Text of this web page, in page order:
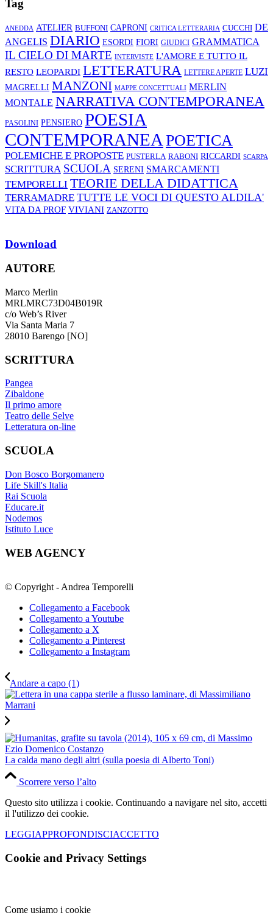
Tag
ANEDDA ATELIER BUFFONI CAPRONI CRITICA LETTERARIA CUCCHI DE
ANGELIS DIARIO ESORDI FIORI GIUDICI GRAMMATICA
IL CIELO DI MARTE INTERVISTE L'AMORE E TUTTO IL
RESTO LEOPARDI LETTERATURA LETTERE APERTE LUZI
MAGRELLI MANZONI MAPPE CONCETTUALI MERLIN
MONTALE NARRATIVA CONTEMPORANEA
PASOLINI PENSIERO POESIA
CONTEMPORANEA POETICA
POLEMICHE E PROPOSTE PUSTERLA RABONI RICCARDI SCARPA
SCRITTURA SCUOLA SERENI SMARCAMENTI
TEMPORELLI TEORIE DELLA DIDATTICA
TERRAMADRE TUTTE LE VOCI DI QUESTO ALDILA'
VITA DA PROF VIVIANI ZANZOTTO
Download
AUTORE
Marco Merlin
MRLMRC73D04B019R
c/o Web’s River
Via Santa Maria 7
28010 Barengo [NO]
SCRITTURA
Pangea
Zibaldone
Il primo amore
Teatro delle Selve
Letteratura on-line
SCUOLA
Don Bosco Borgomanero
Life Skill's Italia
Rai Scuola
Educare.it
Nodemos
Istituto Luce
WEB AGENCY
© Copyright - Andrea Temporelli
Collegamento a Facebook
Collegamento a Youtube
Collegamento a X
Collegamento a Pinterest
Collegamento a Instagram
Andare a capo (1)
La calda mano degli altri (sulla poesia di Alberto Toni)
Scorrere verso l’alto
Questo sito utilizza i cookie. Continuando a navigare nel sito, accetti
il l'utilizzo dei cookie.
LEGGIAPPROFONDISCIACCETTO
Cookie and Privacy Settings
Come usiamo i cookie